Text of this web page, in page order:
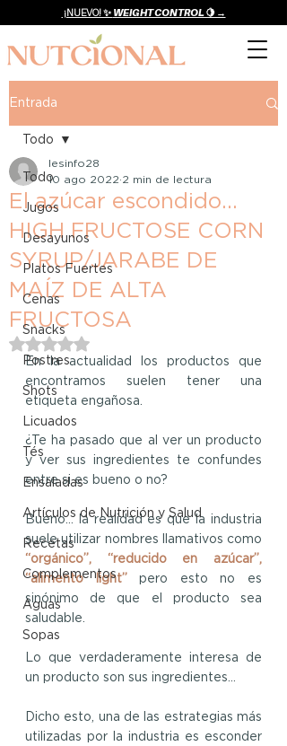
¡NUEVO! ✨ WEIGHT CONTROL 🍋 →
Entrada
Todo
Jugos
Desayunos
Platos Fuertes
Cenas
Snacks
Postres
Shots
Licuados
Tés
Ensaladas
Artículos de Nutrición y Salud
Recetas
Complementos
Aguas
Sopas
Todo
El azúcar escondido...
HIGH FRUCTOSE CORN
SYRUP/JARABE DE
MAÍZ DE ALTA
FRUCTOSA
lesinfo28
10 ago 2022 2 min de lectura
Obtuvo NaN de 5 estrellas.
En la actualidad los productos que
encontramos suelen tener una
etiqueta engañosa.
¿Te ha pasado que al ver un producto
y ver sus ingredientes te confundes
entre si es bueno o no?
Bueno… la realidad es que la industria
“orgánico”, “reducido en azúcar”,
“alimento light” pero esto no es
sinónimo de que el producto sea
saludable.
Lo que verdaderamente interesa de
un producto son sus ingredientes...
Dicho esto, una de las estrategias más